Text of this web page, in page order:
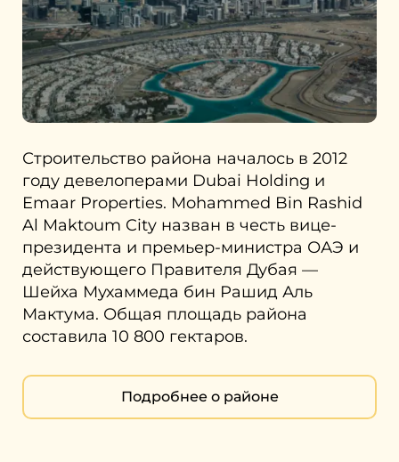
Строительство района началось в 2012
году девелоперами Dubai Holding и
Emaar Properties. Mohammed Bin Rashid
Al Maktoum City назван в честь вице-
президента и премьер-министра ОАЭ и
действующего Правителя Дубая —
Шейха Мухаммеда бин Рашид Аль
Мактума. Общая площадь района
составила 10 800 гектаров.
Подробнее о районе